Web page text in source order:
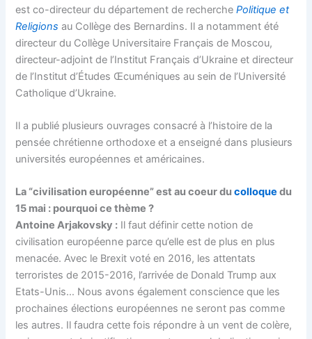
est co-directeur du département de recherchePolitique et
Religions au Collège des Bernardins. Il a notamment été
directeur du Collège Universitaire Français de Moscou,
directeur-adjoint de l’Institut Français d’Ukraine et directeur
de l’Institut d’Études Œcuméniques au sein de l’Université
Catholique d’Ukraine.
Il a publié plusieurs ouvrages consacré à l’histoire de la
pensée chrétienne orthodoxe et a enseigné dans plusieurs
universités européennes et américaines.
La “civilisation européenne” est au coeur ducolloque du
15 mai : pourquoi ce thème ?
Antoine Arjakovsky : Il faut définir cette notion de
civilisation européenne parce qu’elle est de plus en plus
menacée. Avec le Brexit voté en 2016, les attentats
terroristes de 2015-2016, l’arrivée de Donald Trump aux
Etats-Unis… Nous avons également conscience que les
prochaines élections européennes ne seront pas comme
les autres. Il faudra cette fois répondre à un vent de colère,